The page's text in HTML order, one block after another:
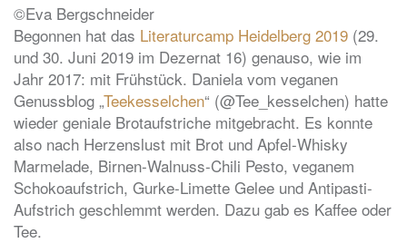
©Eva Bergschneider
Begonnen hat das Literaturcamp Heidelberg 2019 (29.
und 30. Juni 2019 im Dezernat 16) genauso, wie im
Jahr 2017: mit Frühstück. Daniela vom veganen
Genussblog „Teekesselchen“ (@Tee_kesselchen) hatte
wieder geniale Brotaufstriche mitgebracht. Es konnte
also nach Herzenslust mit Brot und Apfel-Whisky
Marmelade, Birnen-Walnuss-Chili Pesto, veganem
Schokoaufstrich, Gurke-Limette Gelee und Antipasti-
Aufstrich geschlemmt werden. Dazu gab es Kaffee oder
Tee.